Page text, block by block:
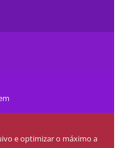
e optimizar o máximo a